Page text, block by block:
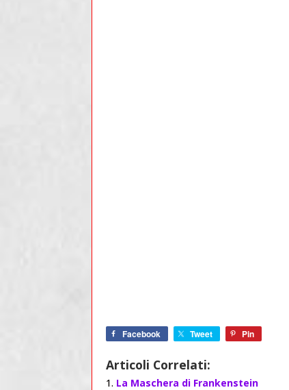
Facebook Tweet Pin
Articoli Correlati:
La Maschera di Frankenstein